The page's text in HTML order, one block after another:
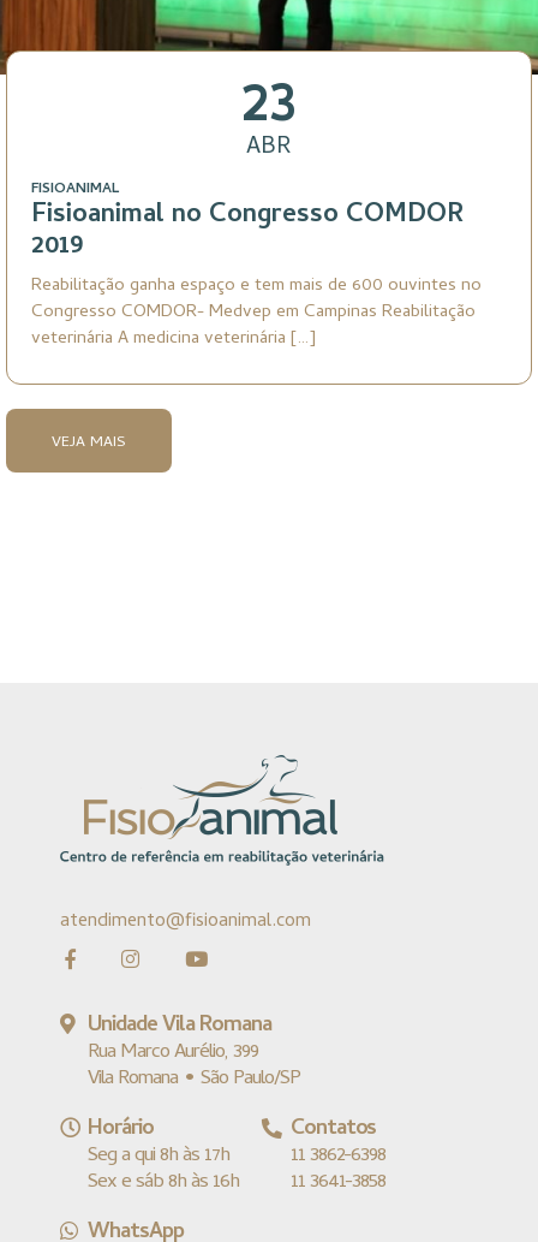
23
ABR
FISIOANIMAL
Fisioanimal no Congresso COMDOR
2019
Reabilitação ganha espaço e tem mais de 600 ouvintes no
Congresso COMDOR- Medvep em Campinas Reabilitação
veterinária A medicina veterinária […]
VEJA MAIS
atendimento@fisioanimal.com
Unidade Vila Romana
Rua Marco Aurélio, 399
Vila Romana • São Paulo/SP
Horário
Seg a qui 8h às 17h
Sex e sáb 8h às 16h
Contatos
11 3862-6398
11 3641-3858
WhatsApp